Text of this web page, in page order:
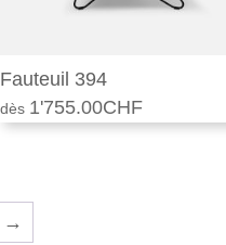
Fauteuil 394
1'755.00CHF
→